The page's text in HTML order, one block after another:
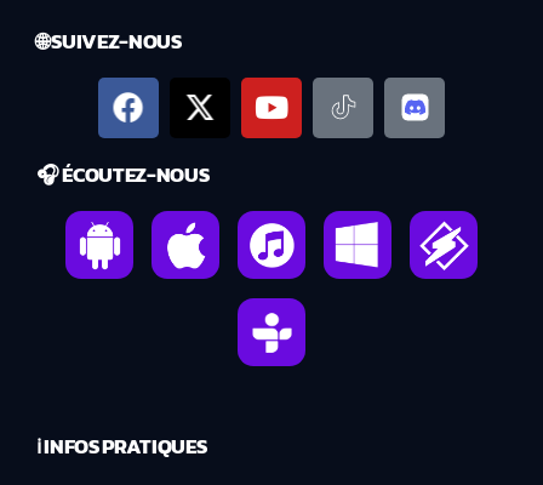
🌐 SUIVEZ-NOUS
🎧 ÉCOUTEZ-NOUS
ℹ️ INFOS PRATIQUES